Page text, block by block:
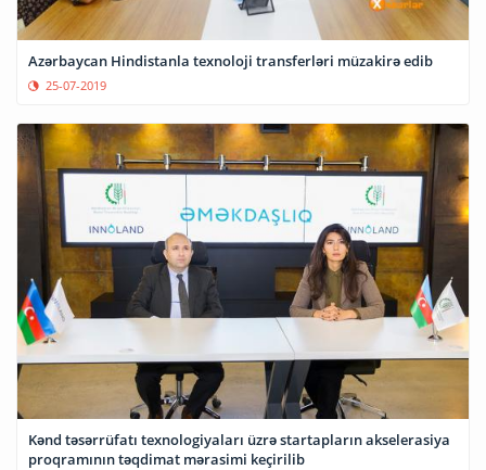
Azərbaycan Hindistanla texnoloji transferləri müzakirə edib
25-07-2019
Kənd təsərrüfatı texnologiyaları üzrə startapların akselerasiya
proqramının təqdimat mərasimi keçirilib